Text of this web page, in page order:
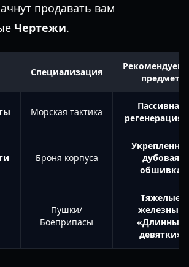
продавать вам
Чертежи.
Специализация
предмет
Морская тактика
Пассивная
регенерация
Броня корпуса
Укрепленная
дубовая
обшивка
Пушки/
Боеприпасы
Тяжелые
железные
«Длинные
девятки»